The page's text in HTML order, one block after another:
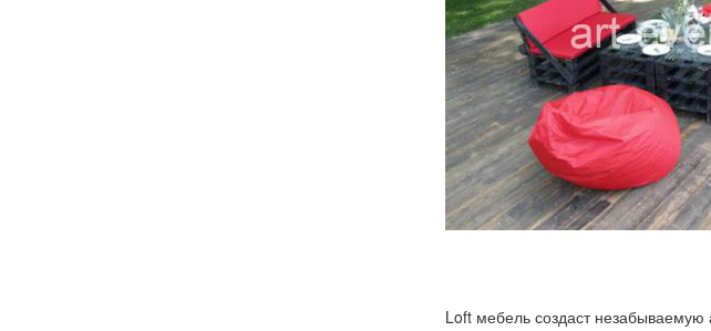
Loft мебель создаст